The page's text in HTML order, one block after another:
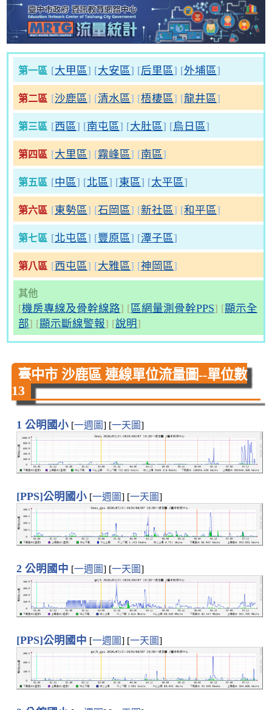
第一區 [大甲區] [大安區] [后里區] [外埔區]
第二區 [沙鹿區] [清水區] [梧棲區] [龍井區]
第三區 [西區] [南屯區] [大肚區] [烏日區]
第四區 [大里區] [霧峰區] [南區]
第五區 [中區] [北區] [東區] [太平區]
第六區 [東勢區] [石岡區] [新社區] [和平區]
第七區 [北屯區] [豐原區] [潭子區]
第八區 [西屯區] [大雅區] [神岡區]
其他
[機房專線及骨幹線路] [區網量測骨幹PPS] [顯示全
部] [顯示斷線警報] [說明 ]
臺中市沙鹿區 連線單位流量圖--單位數
13
1 公明國小 [一週圖] [一天圖]
[PPS]公明國小 [一週圖] [一天圖]
2 公明國中 [一週圖] [一天圖]
[PPS]公明國中 [一週圖] [一天圖]